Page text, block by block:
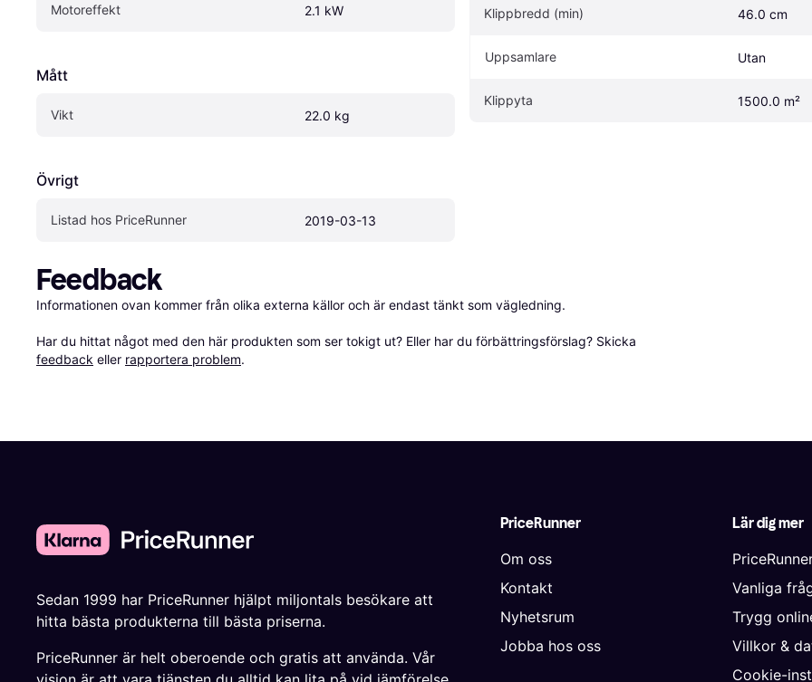
Motoreffekt 2.1 kW
Mått
Vikt 22.0 kg
Övrigt
Listad hos PriceRunner 2019-03-13
Klippbredd (min) 46.0 cm
Uppsamlare Utan
Klippyta 1500.0 m²
Feedback
Informationen ovan kommer från olika externa källor och är endast tänkt som vägledning.
Har du hittat något med den här produkten som ser tokigt ut? Eller har du förbättringsförslag? Skicka
feedback eller rapportera problem.
PriceRunner
Om oss
Kontakt
Nyhetsrum
Jobba hos oss
Lär dig mer
Vanliga
Trygg
Villkor &
Cookie-
Sedan 1999 har PriceRunner hjälpt miljontals besökare att
hitta bästa produkterna till bästa priserna.
PriceRunner är helt oberoende och gratis att använda. Vår